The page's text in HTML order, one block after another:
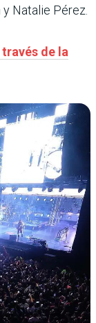
Natalie Pérez.
de la